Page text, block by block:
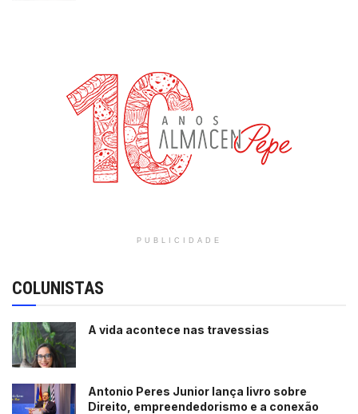
PUBLICIDADE
COLUNISTAS
A vida acontece nas travessias
Antonio Peres Junior lança livro sobre
Direito, empreendedorismo e a conexão